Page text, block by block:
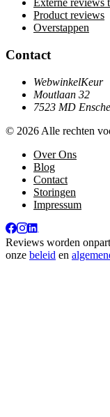
Externe reviews
Product reviews
Overstappen
Contact
WebwinkelKeur
Moutlaan 32
7523 MD
© 2026 Alle rechten
Over Ons
Blog
Contact
Storingen
Impressum
Reviews worden
onze beleid en